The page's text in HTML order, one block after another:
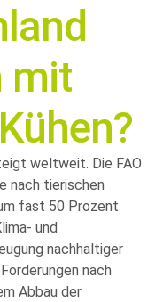
mit
weltweit. Die FAO
nach tierischen
fast 50 Prozent
und
nachhaltiger
nach
Abbau der